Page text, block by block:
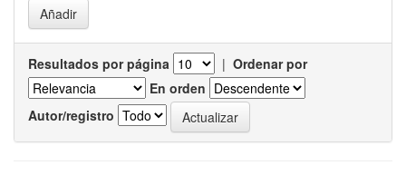
Resultados por página | Ordenar por
En orden
Autor/registro